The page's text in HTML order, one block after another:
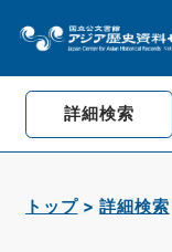
詳細検索
トップ 詳細検索